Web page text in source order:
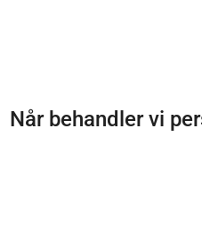
Når behandler vi